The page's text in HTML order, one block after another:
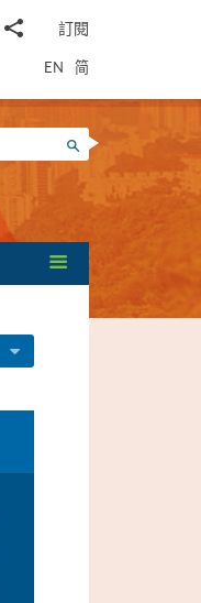
郵WhatsApp
微
信
面
書Twitter
LinkedIn
微
訂閱
EN 简
搜尋